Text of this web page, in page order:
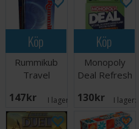
15
Köp
Rummikub
Travel
Reseutgåva
147 SEK I lager: 12
Köp
Monopoly
Deal Refresh
130 SEK I lager: